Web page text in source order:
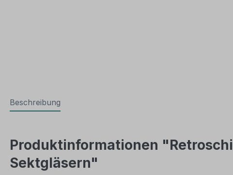
Beschreibung
Produktinformationen
Sektgläsern"